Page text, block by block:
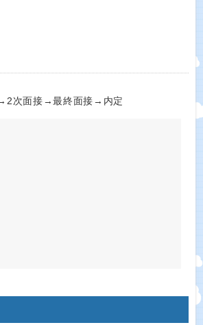
次面接→最終面接→内定